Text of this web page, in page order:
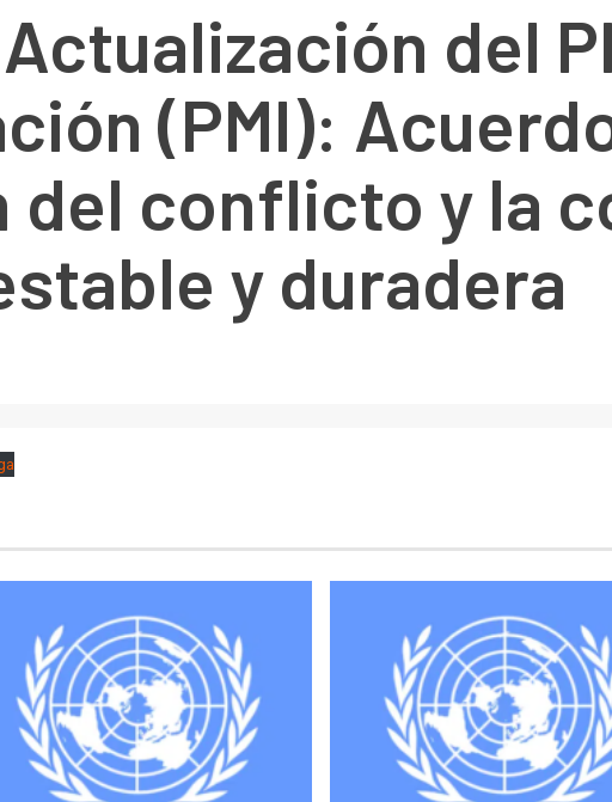
del
(PMI):
del conflicto y la
y duradera